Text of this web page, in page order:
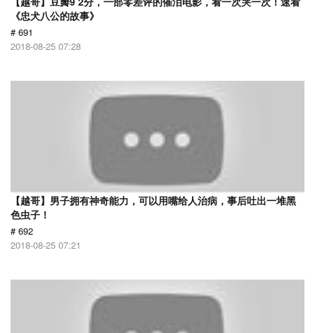
《忠犬八公的故事》
# 691
2018-08-25 07:28
【越哥】男子拥有神奇能力，可以用嘴给人治病，事后吐出一堆黑
色虫子！
# 692
2018-08-25 07:21